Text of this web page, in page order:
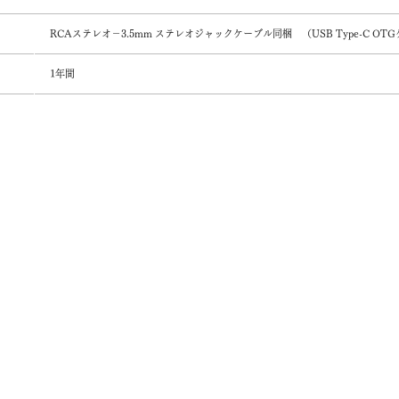
RCAステレオ－3.5mm ステレオジャックケーブル同梱 （USB Type-C OTG
1年間